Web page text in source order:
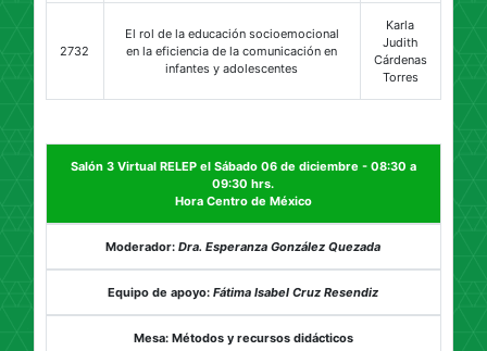
2732
El rol de la educación socioemocional
en la eficiencia de la comunicación en
infantes y adolescentes
Karla
Judith
Cárdenas
Torres
Salón 3 Virtual RELEP el Sábado 06 de diciembre - 08:30 a
09:30 hrs.
Hora Centro de México
Moderador:Dra. Esperanza González Quezada
Equipo de apoyo:Fátima Isabel Cruz Resendiz
Mesa: Métodos y recursos didácticos